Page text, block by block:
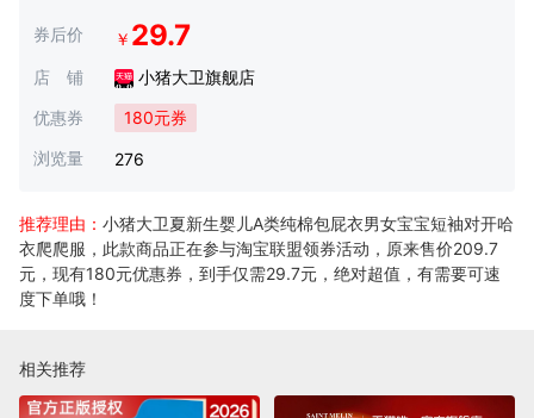
券后价 ￥ 29.7
店 铺
小猪大卫旗舰店
优惠券
180元券
浏览量
276
推荐理由： 小猪大卫夏新生婴儿A类纯棉包屁衣男女宝宝短袖对开哈
衣爬爬服，此款商品正在参与淘宝联盟领券活动，原来售价209.7
元，现有180元优惠券，到手仅需29.7元，绝对超值，有需要可速
度下单哦！
相关推荐